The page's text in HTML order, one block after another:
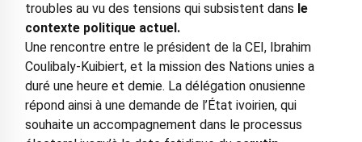
troubles au vu des tensions qui subsistent dans le
contexte politique actuel.
Une rencontre entre le président de la CEI, Ibrahim
Coulibaly-Kuibiert, et la mission des Nations unies a
duré une heure et demie. La délégation onusienne
répond ainsi à une demande de l’État ivoirien, qui
souhaite un accompagnement dans le processus